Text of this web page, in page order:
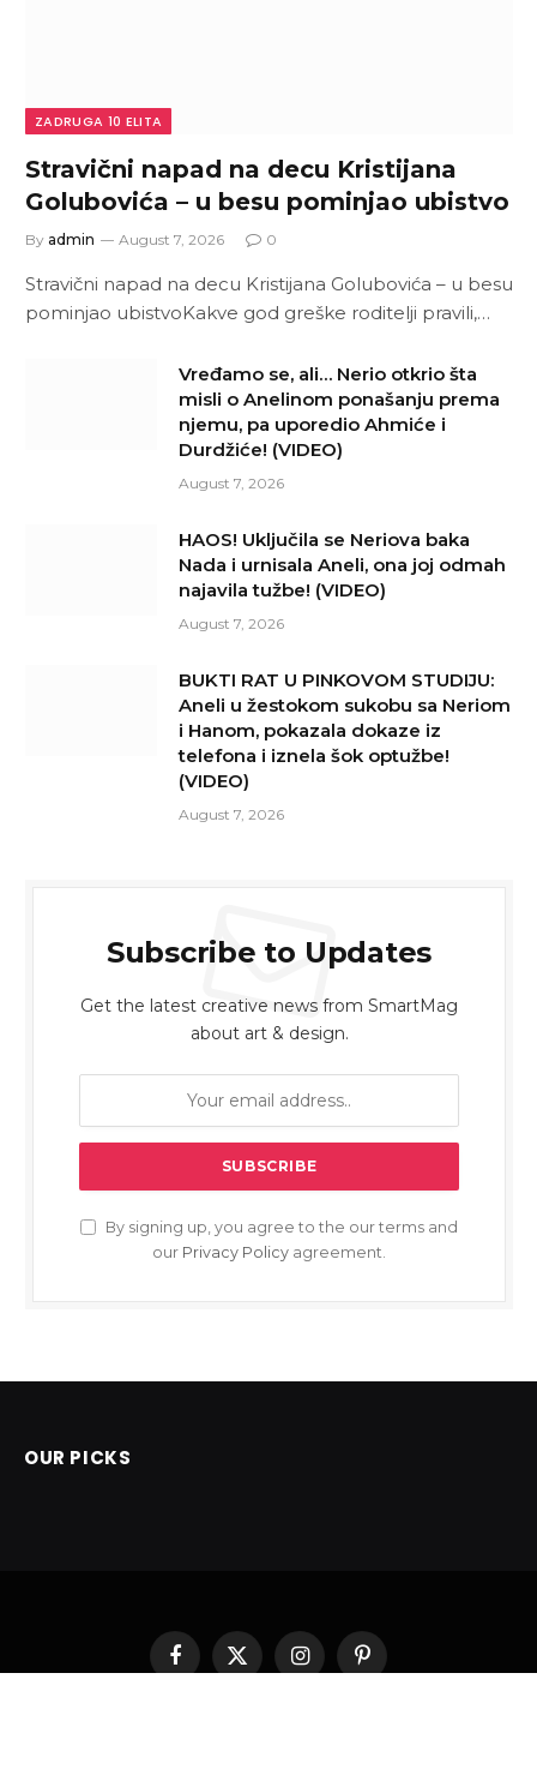
ZADRUGA 10 ELITA
Stravični napad na decu Kristijana
Golubovića – u besu pominjao ubistvo
By admin August 7, 2026 0
Stravični napad na decu Kristijana Golubovića – u besu
pominjao ubistvoKakve god greške roditelji pravili,…
Vređamo se, ali… Nerio otkrio šta
misli o Anelinom ponašanju prema
njemu, pa uporedio Ahmiće i
Durdžiće! (VIDEO)
August 7, 2026
HAOS! Uključila se Neriova baka
Nada i urnisala Aneli, ona joj odmah
najavila tužbe! (VIDEO)
August 7, 2026
BUKTI RAT U PINKOVOM STUDIJU:
Aneli u žestokom sukobu sa Neriom
i Hanom, pokazala dokaze iz
telefona i iznela šok optužbe!
(VIDEO)
August 7, 2026
Subscribe to Updates
Get the latest creative news from SmartMag
about art & design.
By signing up, you agree to the our terms and
our Privacy Policy agreement.
OUR PICKS
Facebook
X
InstagramPinterest